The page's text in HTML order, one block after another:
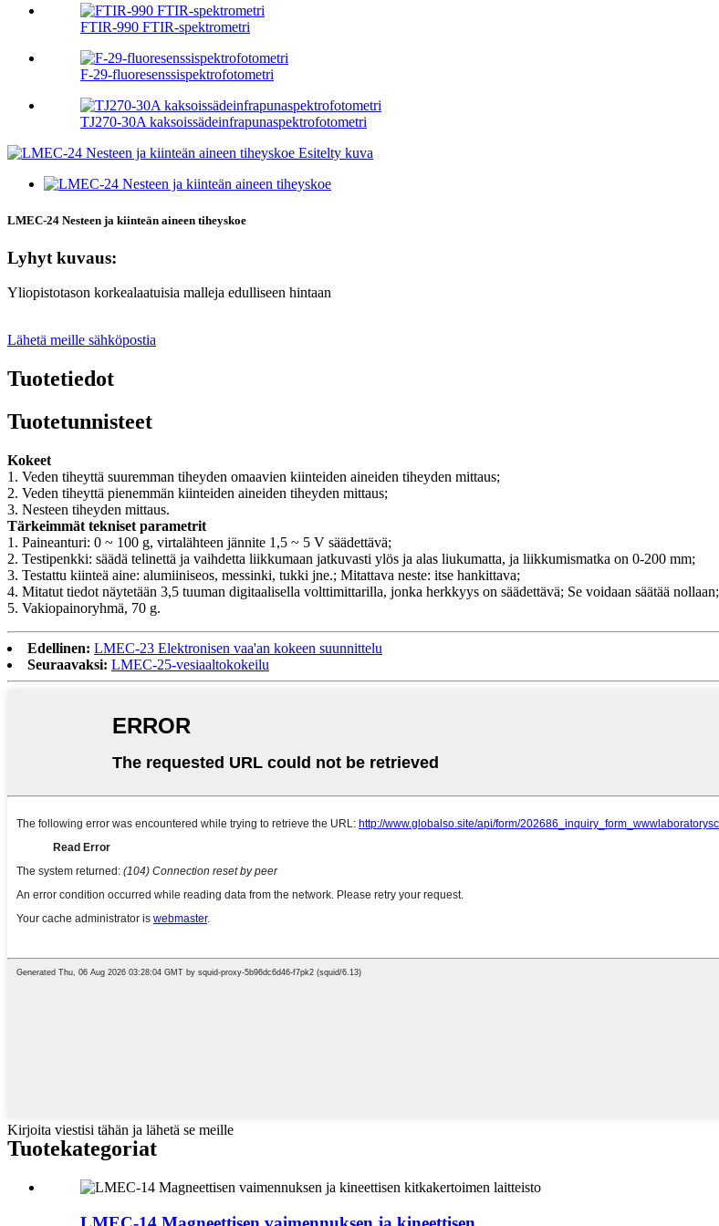
FTIR-990 FTIR-spektrometri
F-29-fluoresenssispektrofotometri
TJ270-30A kaksoissädeinfrapunaspektrofotometri
LMEC-24 Nesteen ja kiinteän aineen tiheyskoe
Lyhyt kuvaus:
Yliopistotason korkealaatuisia malleja edulliseen hintaan
Lähetä meille sähköpostia
Tuotetiedot
Tuotetunnisteet
Kokeet
1. Veden tiheyttä suuremman tiheyden omaavien kiinteiden aineiden tiheyden mittaus;
2. Veden tiheyttä pienemmän kiinteiden aineiden tiheyden mittaus;
3. Nesteen tiheyden mittaus.
Tärkeimmät tekniset parametrit
1. Paineanturi: 0 ~ 100 g, virtalähteen jännite 1,5 ~ 5 V säädettävä;
2. Testipenkki: säädä telinettä ja vaihdetta liikkumaan jatkuvasti ylös ja alas liukumatta, ja liikkumismatka on 0-200 mm;
3. Testattu kiinteä aine: alumiiniseos, messinki, tukki jne.; Mitattava neste: itse hankittava;
4. Mitatut tiedot näytetään 3,5 tuuman digitaalisella volttimittarilla, jonka herkkyys on säädettävä; Se voidaan säätää nollaan;
5. Vakiopainoryhmä, 70 g.
Edellinen: LMEC-23 Elektronisen vaa'an kokeen suunnittelu
Seuraavaksi: LMEC-25-vesiaaltokokeilu
Kirjoita viestisi tähän ja lähetä se meille
Tuotekategoriat